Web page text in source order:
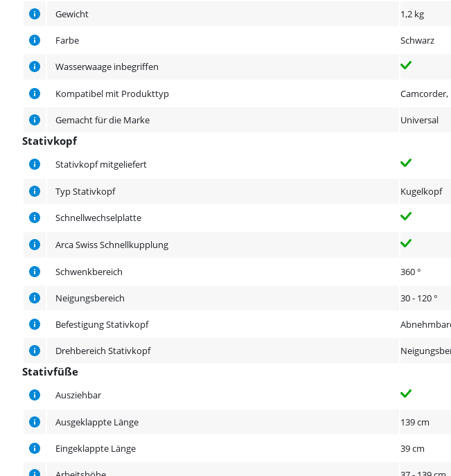
Gewicht 1,2 kg
Farbe Schwarz
Wasserwaage inbegriffen
Kompatibel mit Produkttyp
Gemacht für die Marke Universal
Stativkopf
Stativkopf
Stativkopf mitgeliefert
Typ Stativkopf Kugelkopf
Schnellwechselplatte
Arca Swiss Schnellkupplung
Schwenkbereich 360 °
Neigungsbereich 30 - 120 °
Befestigung Stativkopf
Drehbereich Stativkopf
Stativfüße
Stativfüße
Ausziehbar
Ausgeklappte Länge 139 cm
Eingeklappte Länge 39 cm